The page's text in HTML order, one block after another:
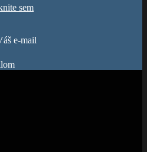
sem
e-mail